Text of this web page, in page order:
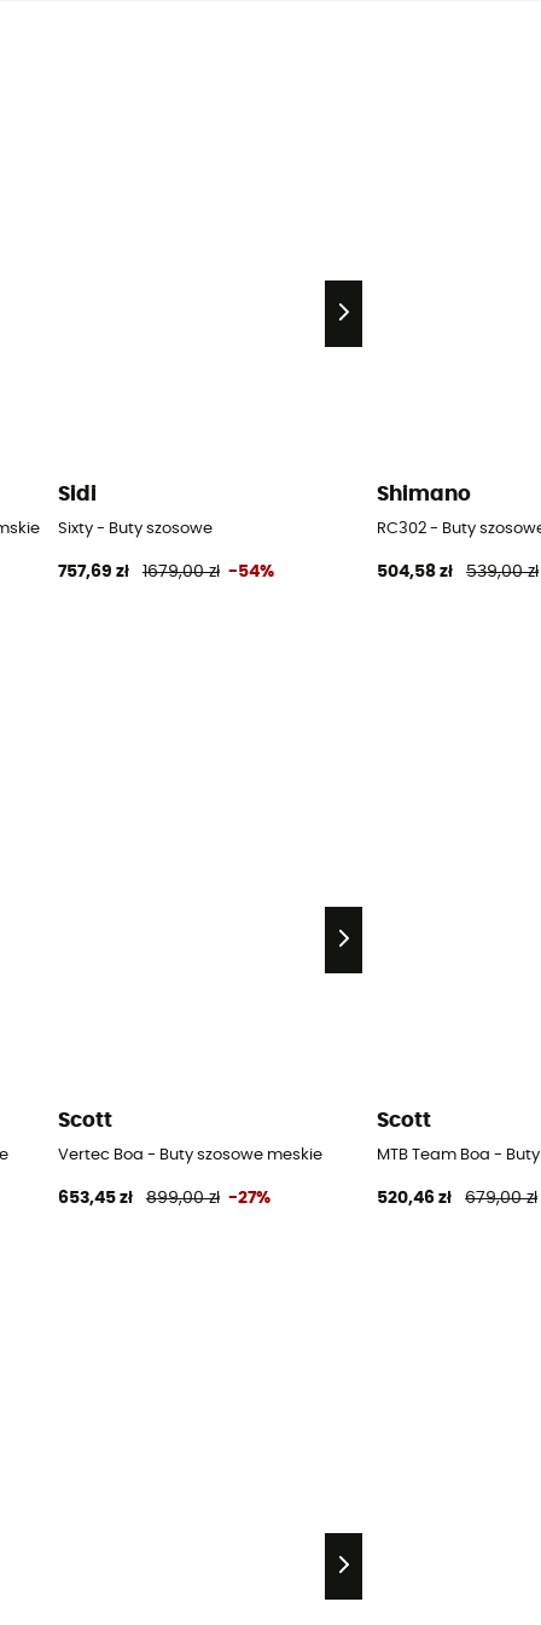
Sidi
Sixty - Buty szosowe
757,69 zł 1679,00 zł -54%
Shimano
RC302 - Buty
504,58 zł 539,00 zł
Scott
Vertec Boa - Buty szosowe meskie
653,45 zł 899,00 zł -27%
Scott
MTB Team Boa -
520,46 zł 679,00 zł